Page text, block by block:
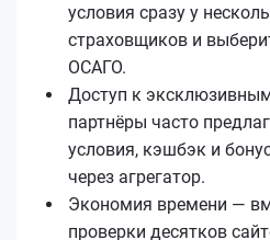
условия сразу у
страховщиков и
ОСАГО.
Доступ к
партнёры часто
условия, кэшбэк и
через агрегатор.
Экономия времени —
проверки десятков